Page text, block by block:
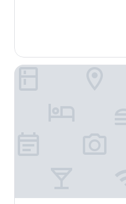
Lofts du Vieux-Port